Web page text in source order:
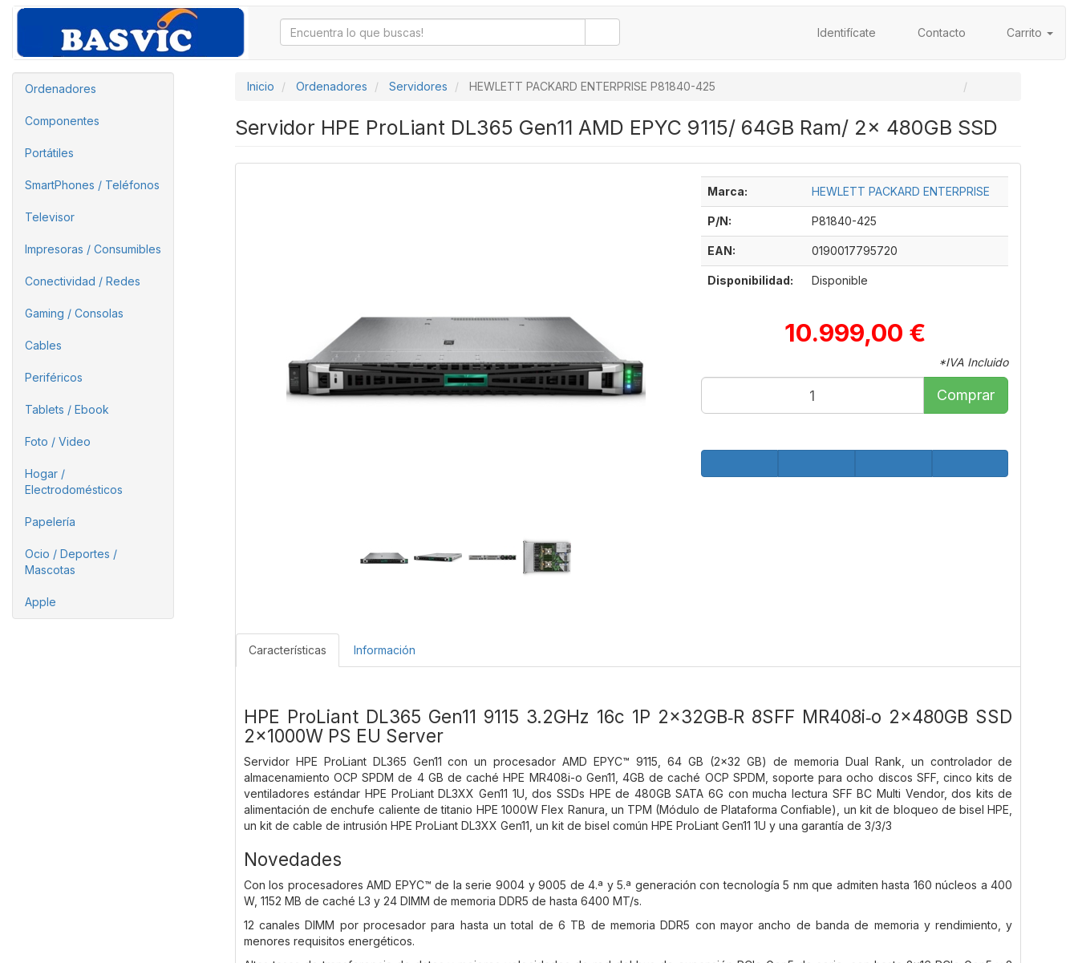
Identifícate Contacto Carrito
Ordenadores
Componentes
Portátiles
SmartPhones / Teléfonos
Televisor
Impresoras / Consumibles
Conectividad / Redes
Gaming / Consolas
Cables
Periféricos
Tablets / Ebook
Foto / Video
Hogar /
Electrodomésticos
Papelería
Ocio / Deportes /
Mascotas
Apple
Inicio Ordenadores Servidores HEWLETT PACKARD ENTERPRISE P81840-425
Servidor HPE ProLiant DL365 Gen11 AMD EPYC 9115/ 64GB Ram/ 2x 480GB SSD
Marca: HEWLETT PACKARD ENTERPRISE
P/N: P81840-425
EAN: 0190017795720
Disponibilidad: Disponible
10.999,00 €
*IVA Incluido
Comprar
Características Información
HPE ProLiant DL365 Gen11 9115 3.2GHz 16c 1P 2x32GB‑R 8SFF MR408i‑o 2x480GB SSD
2x1000W PS EU Server
Servidor HPE ProLiant DL365 Gen11 con un procesador AMD EPYC™ 9115, 64 GB (2x32 GB) de memoria Dual Rank, un controlador de
almacenamiento OCP SPDM de 4 GB de caché HPE MR408i-o Gen11, 4GB de caché OCP SPDM, soporte para ocho discos SFF, cinco kits de
ventiladores estándar HPE ProLiant DL3XX Gen11 1U, dos SSDs HPE de 480GB SATA 6G con mucha lectura SFF BC Multi Vendor, dos kits de
alimentación de enchufe caliente de titanio HPE 1000W Flex Ranura, un TPM (Módulo de Plataforma Confiable), un kit de bloqueo de bisel HPE,
un kit de cable de intrusión HPE ProLiant DL3XX Gen11, un kit de bisel común HPE ProLiant Gen11 1U y una garantía de 3/3/3
Novedades
Con los procesadores AMD EPYC™ de la serie 9004 y 9005 de 4.ª y 5.ª generación con tecnología 5 nm que admiten hasta 160 núcleos a 400
W, 1152 MB de caché L3 y 24 DIMM de memoria DDR5 de hasta 6400 MT/s.
12 canales DIMM por procesador para hasta un total de 6 TB de memoria DDR5 con mayor ancho de banda de memoria y rendimiento, y
menores requisitos energéticos.